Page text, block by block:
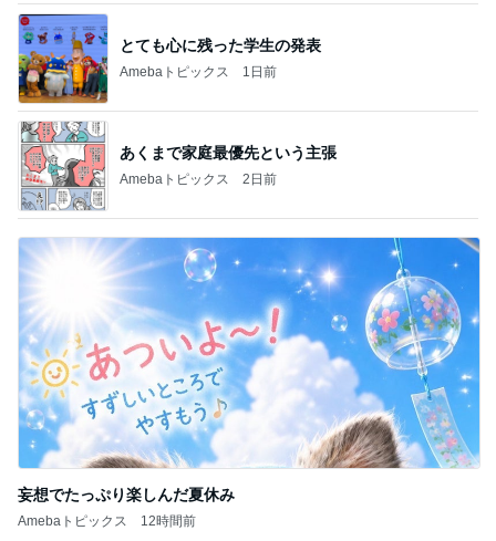
あくまで家庭最優先という主張
Amebaトピックス 2日前
妄想でたっぷり楽しんだ夏休み
Amebaトピックス 12時間前
記事を読む